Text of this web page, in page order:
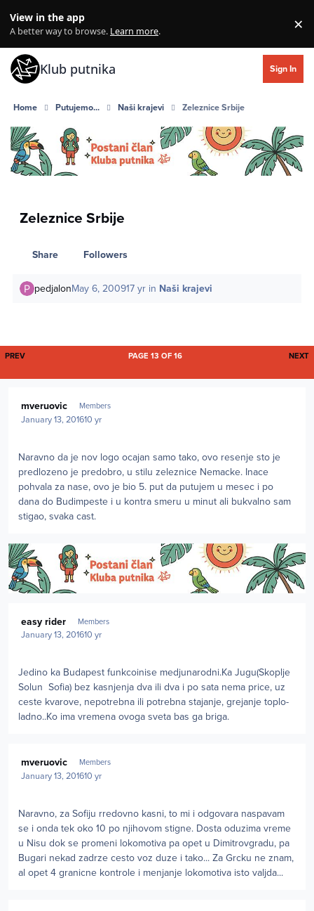
View in the app
A better way to browse. Learn more. ×
Klub putnika Sign In
Home Putujemo... Naši krajevi Zeleznice Srbije
Zeleznice Srbije
Share Followers
pedjalonMay 6, 200917 yr in Naši krajevi
FIRST PAGE
PREV NEXT
PAGE 13 OF 16
mveruovic Members
January 13, 201610 yr
Naravno da je nov logo ocajan samo tako, ovo resenje sto je
predlozeno je predobro, u stilu zeleznice Nemacke. Inace
pohvala za nase, ovo je bio 5. put da putujem u mesec i po
dana do Budimpeste i u kontra smeru u minut ali bukvalno sam
stigao, svaka cast.
easy rider Members
January 13, 201610 yr
Jedino ka Budapest funkcoinise medjunarodni.Ka Jugu(Skoplje
Solun Sofia) bez kasnjenja dva ili dva i po sata nema price, uz
ceste kvarove, nepotrebna ili potrebna stajanje, grejanje toplo-
ladno..Ko ima vremena ovoga sveta bas ga briga.
mveruovic Members
January 13, 201610 yr
Naravno, za Sofiju rredovno kasni, to mi i odgovara naspavam
se i onda tek oko 10 po njihovom stigne. Dosta oduzima vreme
u Nisu dok se promeni lokomotiva pa opet u Dimitrovgradu, pa
Bugari nekad zadrze cesto voz duze i tako... Za Grcku ne znam,
al opet 4 granicne kontrole i menjanje lokomotiva isto valjda...